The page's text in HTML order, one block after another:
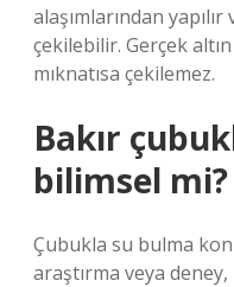
alaşımlarından
çekilebilir. Gerçek
mıknatısa çekilemez.
Bakır
bilimsel mi?
Çubukla su bulma
araştırma veya